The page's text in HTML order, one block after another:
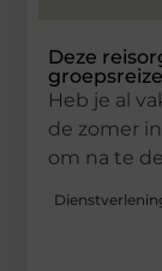
Deze
Heb je al
de zomer
om na te